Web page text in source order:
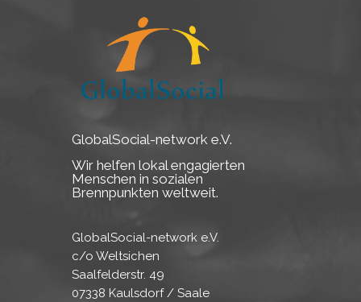
GlobalSocial-network e.V.
Wir helfen lokal engagierten
Menschen in sozialen
Brennpunkten weltweit.
GlobalSocial-network e.V.
c/o Weltsichen
Saalfelderstr. 49
07338 Kaulsdorf / Saale